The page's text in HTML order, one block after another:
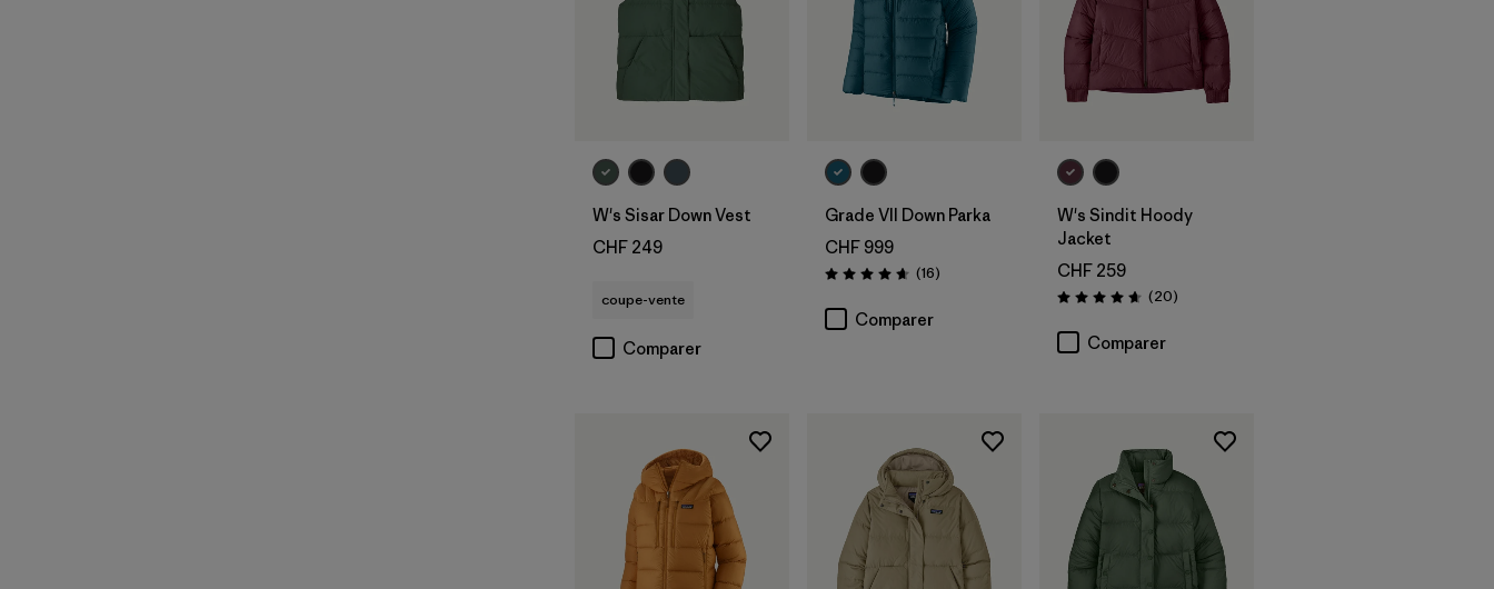
W's Sisar Down Vest
CHF 249
coupe-vente
Comparer
Grade VII Down Parka
CHF 999
Évaluation: 4.7 / 5
(16Avis
)
Comparer
W's Sindit Hoody
Jacket
CHF 259
Évaluation: 4.7 / 5
(20Avis
)
Comparer